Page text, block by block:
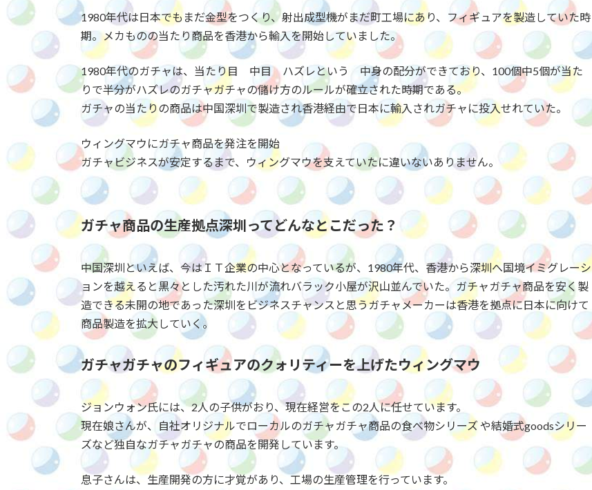
1980年代は日本でもまだ金型をつくり、射出成型機がまだ町工場にあり、フィギュアを製造していた時
期。メカものの当たり商品を香港から輸入を開始していました。
1980年代のガチャは、当たり目 中目 ハズレという 中身の配分ができており、100個中5個が当た
りで半分がハズレのガチャガチャの儲け方のルールが確立された時期である。
ガチャの当たりの商品は中国深圳で製造され香港経由で日本に輸入されガチャに投入せれていた。
ウィングマウにガチャ商品を発注を開始
ガチャビジネスが安定するまで、ウィングマウを支えていたに違いないありません。
ガチャ商品の生産拠点深圳ってどんなとこだった？
中国深圳といえば、今はＩＴ企業の中心となっているが、1980年代、香港から深圳へ国境イミグレーシ
ョンを越えると黒々とした汚れた川が流れバラック小屋が沢山並んでいた。ガチャガチャ商品を安く製
造できる未開の地であった深圳をビジネスチャンスと思うガチャメーカーは香港を拠点に日本に向けて
商品製造を拡大していく。
ガチャガチャのフィギュアのクォリティーを上げたウィングマウ
ジョンウォン氏には、2人の子供がおり、現在経営をこの2人に任せています。
現在娘さんが、自社オリジナルでローカルのガチャガチャ商品の食べ物シリーズ や結婚式goodsシリー
ズなど独自なガチャガチャの商品を開発しています。
息子さんは、生産開発の方に才覚があり、工場の生産管理を行っています。